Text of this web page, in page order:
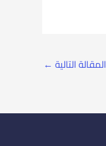
المقالة التالية ←